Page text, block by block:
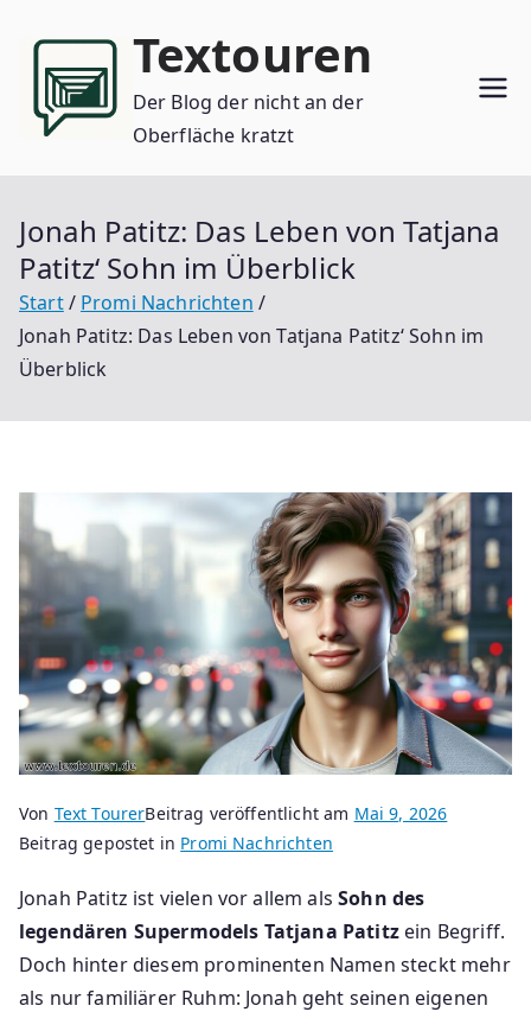
Inhalt
springen
Textouren
Der Blog der nicht an der
Oberfläche kratzt
Jonah Patitz: Das Leben von Tatjana
Patitz‘ Sohn im Überblick
Start
Promi Nachrichten
Jonah Patitz: Das Leben von Tatjana Patitz‘ Sohn im
Überblick
Von Text TourerBeitrag veröffentlicht am Mai 9, 2026
Beitrag gepostet in Promi Nachrichten
Jonah Patitz ist vielen vor allem alsSohn des
legendären Supermodels Tatjana Patitzein Begriff.
Doch hinter diesem prominenten Namen steckt mehr
als nur familiärer Ruhm: Jonah geht seinen eigenen